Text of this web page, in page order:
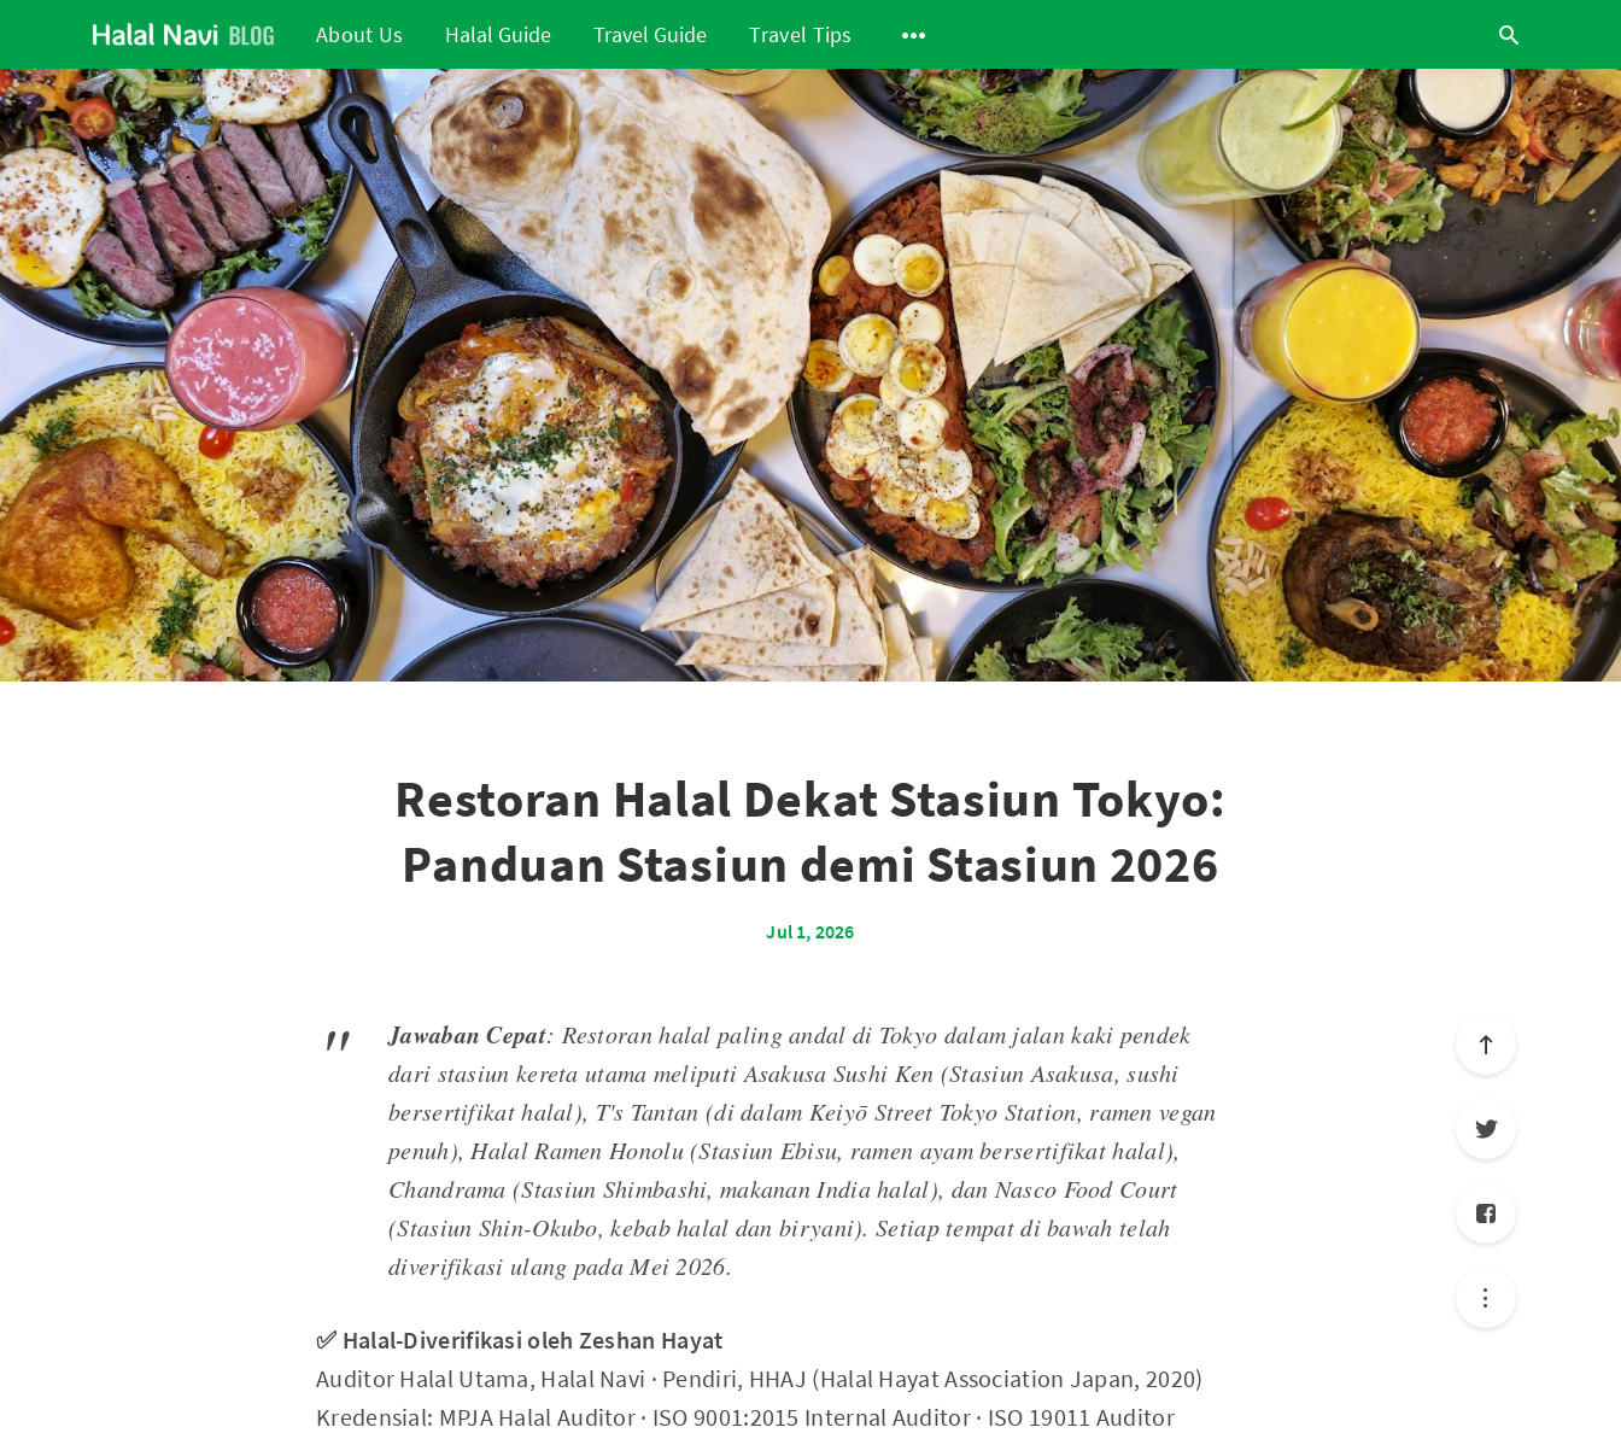
About Us Halal Guide Travel Guide Travel Tips
Restoran Halal Dekat Stasiun Tokyo:
Panduan Stasiun demi Stasiun 2026
Jul 1, 2026
Jawaban Cepat: Restoran halal paling andal di Tokyo dalam jalan kaki pendek
dari stasiun kereta utama meliputi Asakusa Sushi Ken (Stasiun Asakusa, sushi
bersertifikat halal), T's Tantan (di dalam Keiyō Street Tokyo Station, ramen vegan
penuh), Halal Ramen Honolu (Stasiun Ebisu, ramen ayam bersertifikat halal),
Chandrama (Stasiun Shimbashi, makanan India halal), dan Nasco Food Court
(Stasiun Shin-Okubo, kebab halal dan biryani). Setiap tempat di bawah telah
diverifikasi ulang pada Mei 2026.
✅ Halal-Diverifikasi oleh Zeshan Hayat
Auditor Halal Utama, Halal Navi · Pendiri, HHAJ (Halal Hayat Association Japan, 2020)
Kredensial: MPJA Halal Auditor · ISO 9001:2015 Internal Auditor · ISO 19011 Auditor